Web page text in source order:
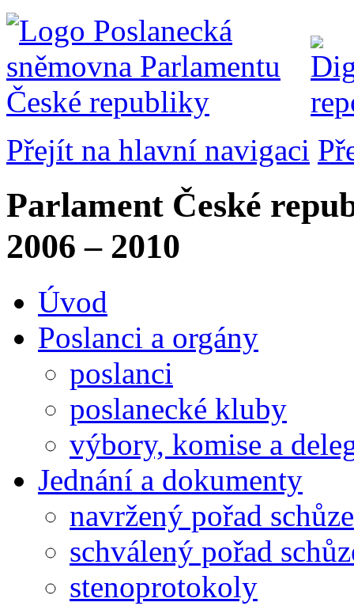
Přejít na hlavní navigaci
Parlament České
2006 – 2010
Úvod
Poslanci a orgány
poslanci
poslanecké kluby
výbory, komise a
Jednání a dokumenty
navržený pořad schůze
schválený pořad
stenoprotokoly